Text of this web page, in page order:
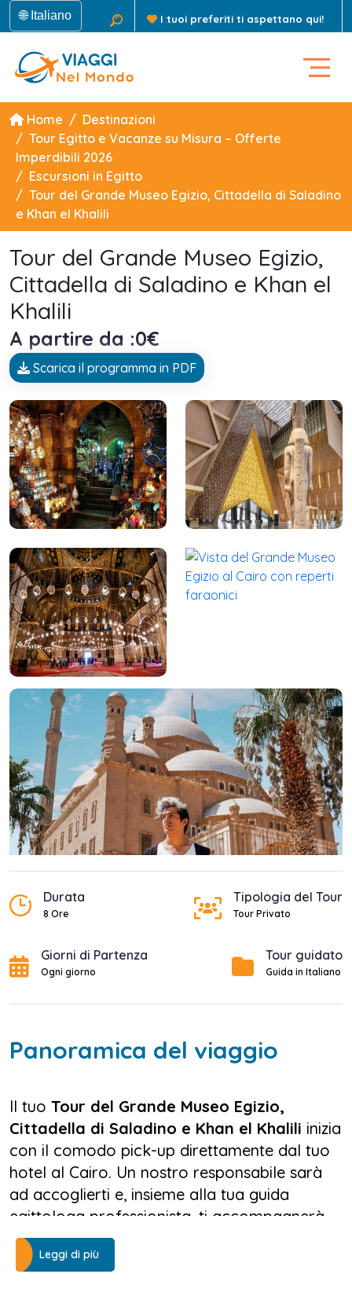
🌐 Italiano I tuoi preferiti ti aspettano qui!
Home
Destinazioni
Tour Egitto e Vacanze su Misura – Offerte
Imperdibili 2026
Escursioni in Egitto
Tour del Grande Museo Egizio, Cittadella di Saladino
e Khan el Khalili
Tour del Grande Museo Egizio,
Cittadella di Saladino e Khan el
Khalili
A partire da :0€
Scarica il programma in PDF
Durata
8 Ore
Tipologia del Tour
Tour Privato
Giorni di Partenza
Ogni giorno
Tour guidato
Guida in Italiano
Panoramica del viaggio
Il tuo Tour del Grande Museo Egizio,
Cittadella di Saladino e Khan el Khalili inizia
con il comodo pick-up direttamente dal tuo
hotel al Cairo. Un nostro responsabile sarà
ad accoglierti e, insieme alla tua guida
egittologa professionista, ti accompagnerà
per tutta la giornata con un servizio attento
e organizzato. A bordo di un veicolo
Leggi di più